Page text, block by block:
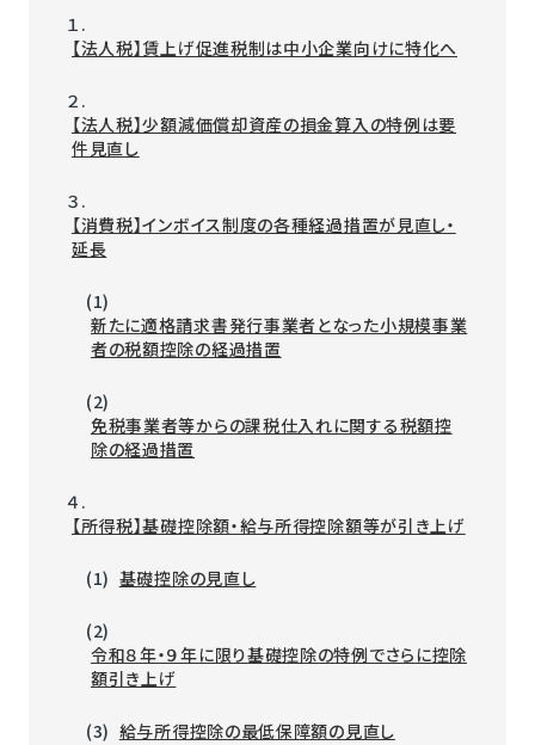
１.
【法人税】賃上げ促進税制は中小企業向けに特化へ
２.
【法人税】少額減価償却資産の損金算入の特例は要
件見直し
３.
【消費税】インボイス制度の各種経過措置が見直し・
延長
(1)
新たに適格請求書発行事業者となった小規模事業
者の税額控除の経過措置
(2)
免税事業者等からの課税仕入れに関する税額控
除の経過措置
４.
【所得税】基礎控除額・給与所得控除額等が引き上げ
(1) 基礎控除の見直し
(2)
令和８年・９年に限り基礎控除の特例でさらに控除
額引き上げ
(3) 給与所得控除の最低保障額の見直し